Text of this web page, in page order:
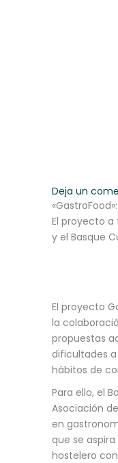
Deja un
El proyecto a
y el Basque
El proyecto
la
propuestas
dificultades
hábitos de
Para ello, el
Asociación
en
que se
hostelero